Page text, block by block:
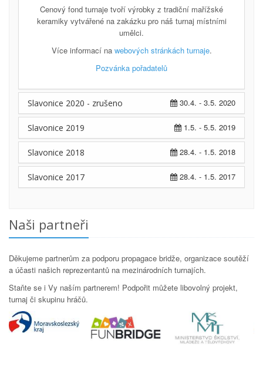
Cenový fond turnaje tvoří výrobky z tradiční mařížské
keramiky vytvářené na zakázku pro náš turnaj místními
umělci.
Více informací na webových stránkách turnaje.
Pozvánka pořadatelů
30.4. - 3.5. 2020
Slavonice 2020 - zrušeno
1.5. - 5.5. 2019
Slavonice 2019
28.4. - 1.5. 2018
Slavonice 2018
28.4. - 1.5. 2017
Slavonice 2017
Naši partneři
Děkujeme partnerům za podporu propagace bridže, organizace soutěží
a účasti našich reprezentantů na mezinárodních turnajích.
Staňte se i Vy naším partnerem! Podpořit můžete libovolný projekt,
turnaj či skupinu hráčů.